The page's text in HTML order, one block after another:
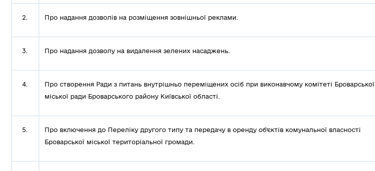
2. Про надання дозволів на розміщення зовнішньої реклами.
3. Про надання дозволу на видалення зелених насаджень.
4.
Про створення Ради з питань внутрішньо переміщених осіб при виконавчому комітеті Броварської
міської ради Броварського району Київської області.
5.
Про включення до Переліку другого типу та передачу в оренду об’єктів комунальної власності
Броварської міської територіальної громади.